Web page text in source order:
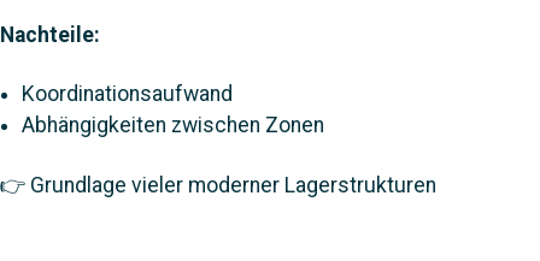
Nachteile:
Koordinationsaufwand
Abhängigkeiten zwischen Zonen
👉 Grundlage vieler moderner Lagerstrukturen